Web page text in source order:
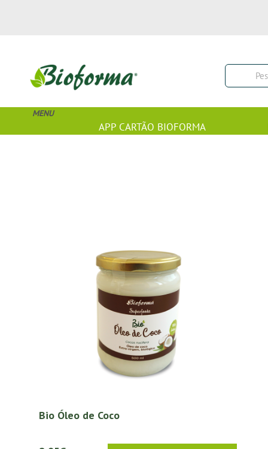
MENU
APP CARTÃO BIOFORMA
Bio Óleo de Coco